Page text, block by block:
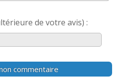
de votre avis) :
commentaire